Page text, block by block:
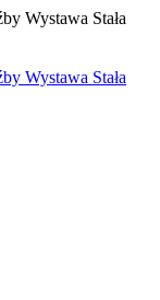
Wystawa Stała
Wystawa Stała